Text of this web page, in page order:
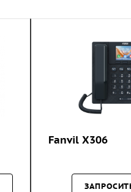
Fanvil X306